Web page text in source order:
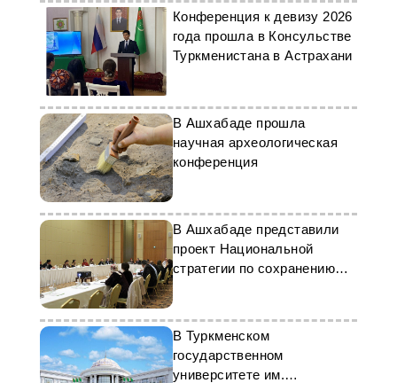
Конференция к девизу 2026
года прошла в Консульстве
Туркменистана в Астрахани
В Ашхабаде прошла
научная археологическая
конференция
В Ашхабаде представили
проект Национальной
стратегии по сохранению
биоразнообразия
В Туркменском
государственном
университете им.